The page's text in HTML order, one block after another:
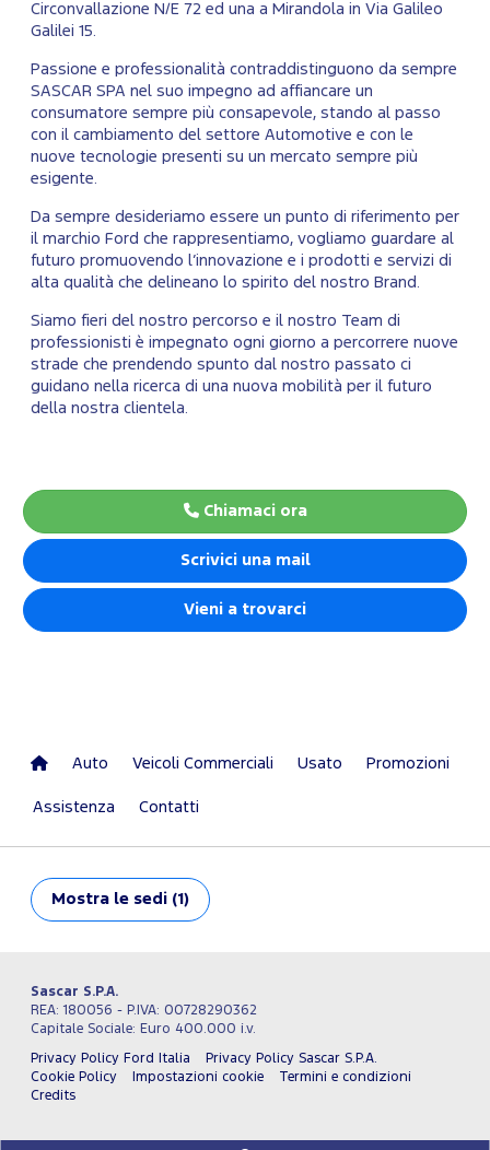
Circonvallazione N/E 72 ed una a Mirandola in Via Galileo
Galilei 15.
Passione e professionalità contraddistinguono da sempre
SASCAR SPA nel suo impegno ad affiancare un
consumatore sempre più consapevole, stando al passo
con il cambiamento del settore Automotive e con le
nuove tecnologie presenti su un mercato sempre più
esigente.
Da sempre desideriamo essere un punto di riferimento per
il marchio Ford che rappresentiamo, vogliamo guardare al
futuro promuovendo l’innovazione e i prodotti e servizi di
alta qualità che delineano lo spirito del nostro Brand.
Siamo fieri del nostro percorso e il nostro Team di
professionisti è impegnato ogni giorno a percorrere nuove
strade che prendendo spunto dal nostro passato ci
guidano nella ricerca di una nuova mobilità per il futuro
della nostra clientela.
Chiamaci ora
Scrivici una mail
Vieni a trovarci
Auto Veicoli Commerciali Usato Promozioni
Assistenza Contatti
Mostra le sedi (1)
Sascar S.P.A.
REA: 180056 - P.IVA: 00728290362
Capitale Sociale: Euro 400.000 i.v.
Privacy Policy Ford Italia
Privacy Policy Sascar S.P.A.
Cookie Policy
Impostazioni cookie
Termini e condizioni
Credits